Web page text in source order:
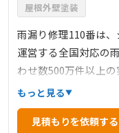
屋根外壁塗装
雨漏り修理110番は
運営する全国対応の
わせ数500万件以上
で、緊急の雨漏りト
明確で、下地処理
ど、部分修理から大
もっと見る
見積もりを依頼する